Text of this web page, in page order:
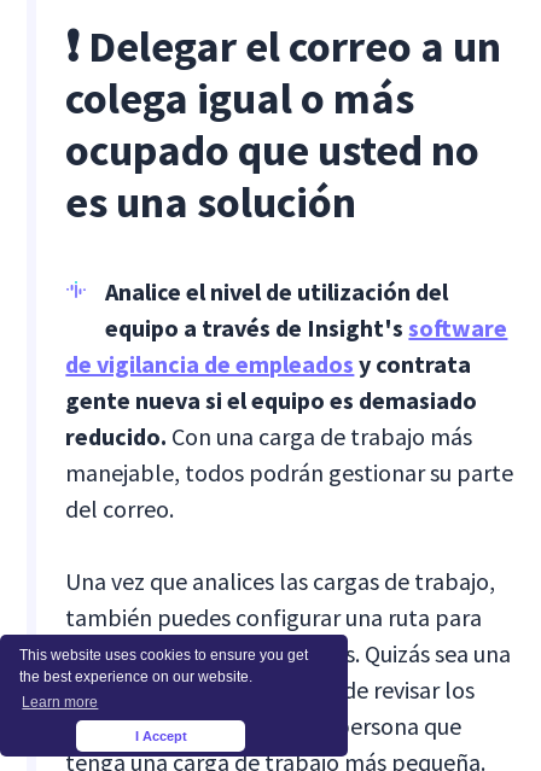
This website uses cookies to ensure you get
the best experience on our website.
Learn more
I Accept
❗ Delegar el correo a un
colega igual o más
ocupado que usted no
es una solución
Analice el nivel de utilización del
equipo a través de Insight'ssoftware
de vigilancia de empleados y contrata
gente nueva si el equipo es demasiado
reducido. Con una carga de trabajo más
manejable, todos podrán gestionar su parte
del correo.
Una vez que analices las cargas de trabajo,
también puedes configurar una ruta para
delegar correos electrónicos. Quizás sea una
buena idea asignar la tarea de revisar los
correos electrónicos a una persona que
tenga una carga de trabajo más pequeña.